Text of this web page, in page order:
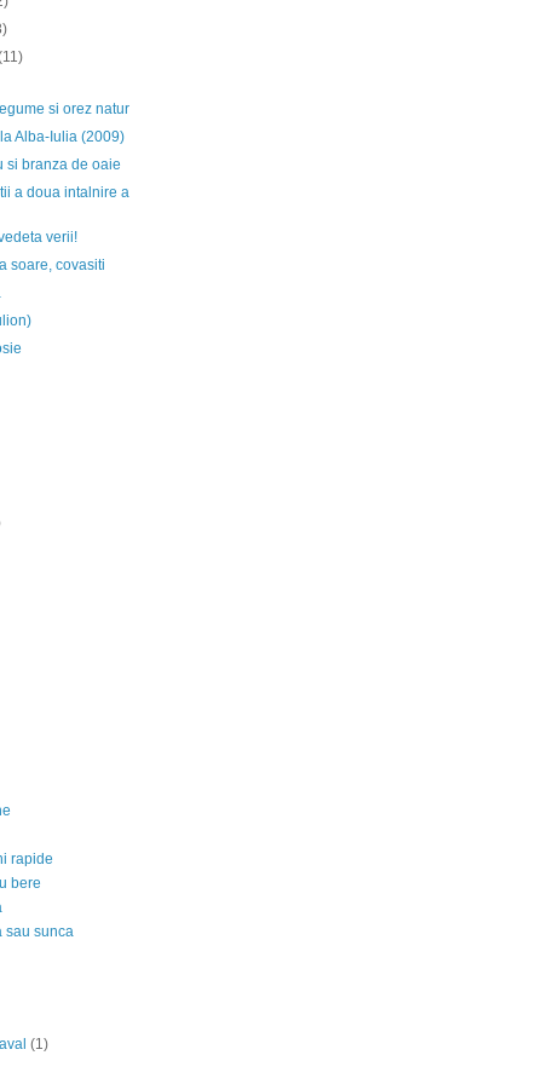
si orez natur
Alba-Iulia (2009)
si branza de oaie
a doua intalnire a
verii!
soare, covasiti
rapide
bere
sau sunca
(1)